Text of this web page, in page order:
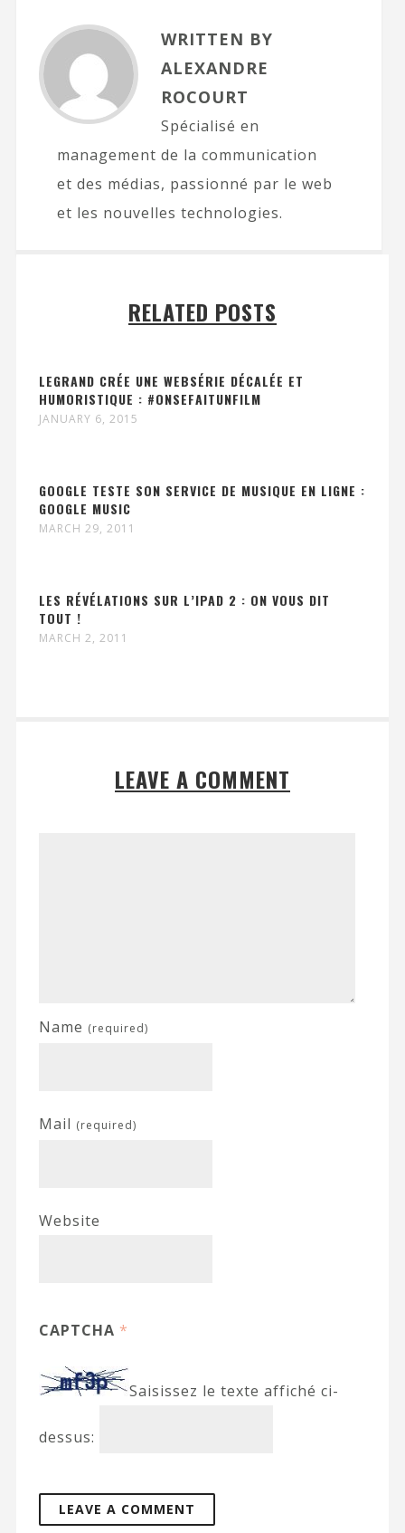
WRITTEN BY
ALEXANDRE
ROCOURT
Spécialisé en
management de la communication
et des médias, passionné par le web
et les nouvelles technologies.
RELATED POSTS
LEGRAND CRÉE UNE WEBSÉRIE DÉCALÉE ET
HUMORISTIQUE : #ONSEFAITUNFILM
JANUARY 6, 2015
GOOGLE TESTE SON SERVICE DE MUSIQUE EN LIGNE :
GOOGLE MUSIC
MARCH 29, 2011
LES RÉVÉLATIONS SUR L’IPAD 2 : ON VOUS DIT
TOUT !
MARCH 2, 2011
LEAVE A COMMENT
Name (required)
Mail (required)
Website
CAPTCHA *
Saisissez le texte affiché ci-
dessus: